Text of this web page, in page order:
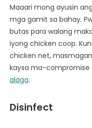
Maaari mong ayusin
mga gamit sa bahay.
butas para walang
iyong chicken coop.
chicken net,
kaysa ma-compromise
alaga.
Disinfect